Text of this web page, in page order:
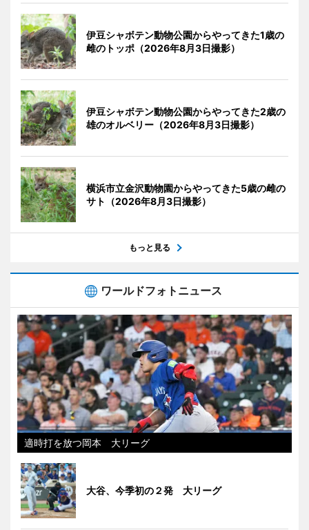
伊豆シャボテン動物公園からやってきた1歳の
雌のトッポ（2026年8月3日撮影）
伊豆シャボテン動物公園からやってきた2歳の
雄のオルベリー（2026年8月3日撮影）
横浜市立金沢動物園からやってきた5歳の雌の
サト（2026年8月3日撮影）
もっと見る
ワールドフォトニュース
適時打を放つ岡本 大リーグ
大谷、今季初の２発 大リーグ